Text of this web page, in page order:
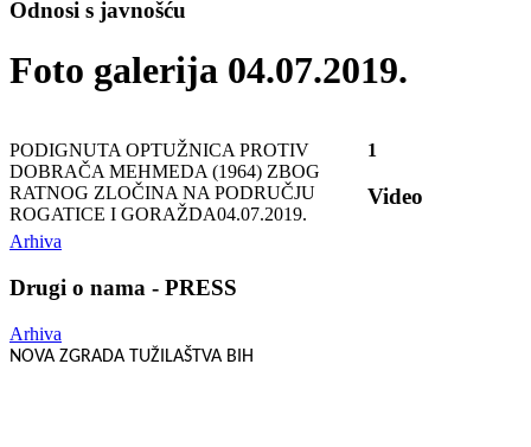
Odnosi s javnošću
Foto galerija 04.07.2019.
PODIGNUTA OPTUŽNICA PROTIV
DOBRAČA MEHMEDA (1964) ZBOG
RATNOG ZLOČINA NA PODRUČJU
ROGATICE I GORAŽDA04.07.2019.
1
Video
Arhiva
Drugi o nama - PRESS
Arhiva
NOVA ZGRADA TUŽILAŠTVA BIH